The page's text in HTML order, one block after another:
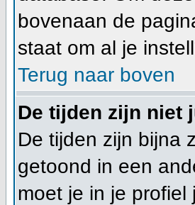
bovenaan de
staat om al je
Terug naar boven
De tijden zijn niet
De tijden zijn bijna
getoond in een
moet je in je profiel